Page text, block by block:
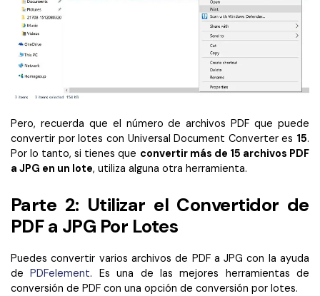
Pero, recuerda que el número de archivos PDF que puede
convertir por lotes con Universal Document Converter es 15.
Por lo tanto, si tienes que convertir más de 15 archivos PDF
a JPG en un lote, utiliza alguna otra herramienta.
Parte 2: Utilizar el Convertidor de
PDF a JPG Por Lotes
Puedes convertir varios archivos de PDF a JPG con la ayuda
dePDFelement. Es una de las mejores herramientas de
conversión de PDF con una opción de conversión por lotes.